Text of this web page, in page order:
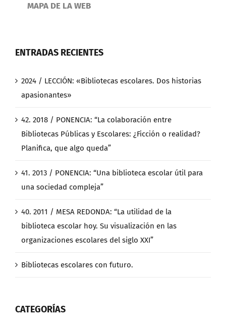
MAPA DE LA WEB
ENTRADAS RECIENTES
2024 / LECCIÓN: «Bibliotecas escolares. Dos historias
apasionantes»
42. 2018 / PONENCIA: “La colaboración entre
Bibliotecas Públicas y Escolares: ¿Ficción o realidad?
Planifica, que algo queda”
41. 2013 / PONENCIA: “Una biblioteca escolar útil para
una sociedad compleja”
40. 2011 / MESA REDONDA: “La utilidad de la
biblioteca escolar hoy. Su visualización en las
organizaciones escolares del siglo XXI”
Bibliotecas escolares con futuro.
CATEGORÍAS